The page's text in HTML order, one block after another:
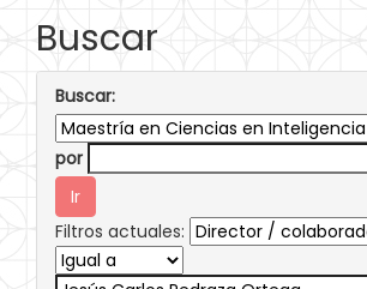
Buscar
Buscar:
por
Filtros actuales: